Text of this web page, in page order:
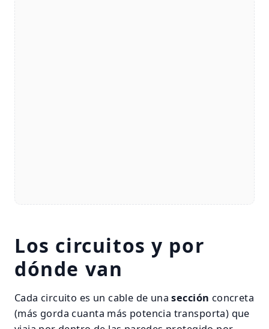
Los circuitos y por
dónde van
Cada circuito es un cable de unasección concreta
(más gorda cuanta más potencia transporta) que